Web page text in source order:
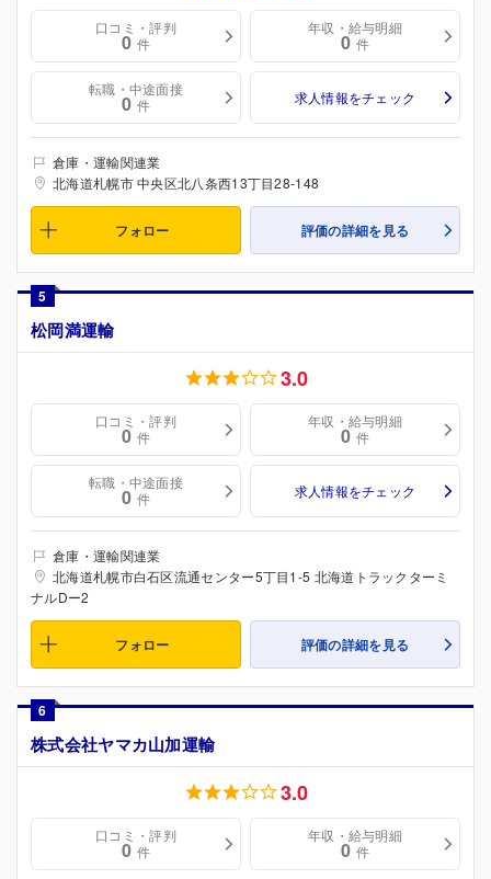
口コミ・評判
0 件
年収・給与明細
0 件
転職・中途面接
0 件 求人情報をチェック
倉庫・運輸関連業
北海道札幌市 中央区北八条西13丁目28-148
フォロー 評価の詳細を見る
5
松岡満運輸
3.0
口コミ・評判
0 件
年収・給与明細
0 件
転職・中途面接
0 件 求人情報をチェック
倉庫・運輸関連業
北海道札幌市白石区流通センター5丁目1-5 北海道トラックターミ
ナルDー2
フォロー 評価の詳細を見る
6
株式会社ヤマカ山加運輸
3.0
口コミ・評判
0 件
年収・給与明細
0 件